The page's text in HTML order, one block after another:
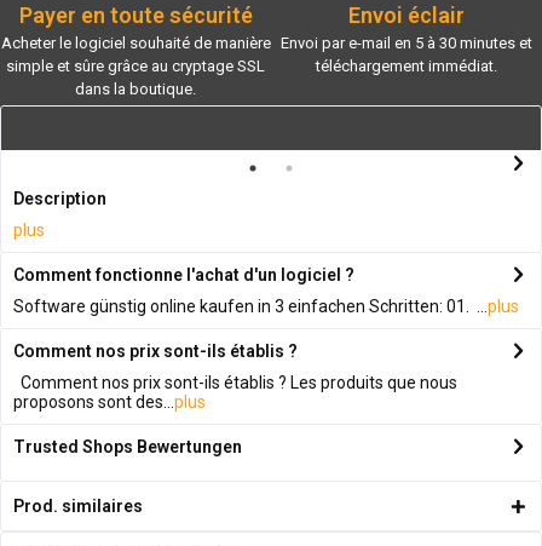
Payer en toute sécurité
Acheter le logiciel souhaité de manière
simple et sûre grâce au cryptage SSL
dans la boutique.
Envoi éclair
Envoi par e-mail en 5 à 30 minutes et
téléchargement immédiat.
Description
plus
Comment fonctionne l'achat d'un logiciel ?
Software günstig online kaufen in 3 einfachen Schritten: 01. ... plus
Comment nos prix sont-ils établis ?
Comment nos prix sont-ils établis ? Les produits que nous
proposons sont des... plus
Trusted Shops Bewertungen
Prod. similaires